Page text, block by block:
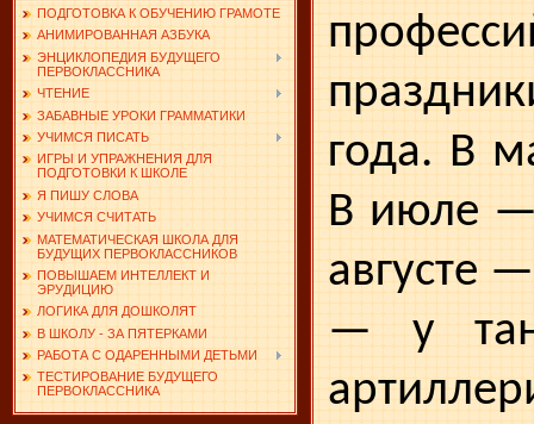
ПОДГОТОВКА К ОБУЧЕНИЮ ГРАМОТЕ
АНИМИРОВАННАЯ АЗБУКА
ЭНЦИКЛОПЕДИЯ БУДУЩЕГО
ПЕРВОКЛАССНИКА
ЧТЕНИЕ
ЗАБАВНЫЕ УРОКИ ГРАММАТИКИ
УЧИМСЯ ПИСАТЬ
ИГРЫ И УПРАЖНЕНИЯ ДЛЯ
ПОДГОТОВКИ К ШКОЛЕ
Я ПИШУ СЛОВА
УЧИМСЯ СЧИТАТЬ
МАТЕМАТИЧЕСКАЯ ШКОЛА ДЛЯ
БУДУЩИХ ПЕРВОКЛАССНИКОВ
ПОВЫШАЕМ ИНТЕЛЛЕКТ И
ЭРУДИЦИЮ
ЛОГИКА ДЛЯ ДОШКОЛЯТ
В ШКОЛУ - ЗА ПЯТЕРКАМИ
РАБОТА С ОДАРЕННЫМИ ДЕТЬМИ
ТЕСТИРОВАНИЕ БУДУЩЕГО
ПЕРВОКЛАССНИКА
года. В
В июле —
авгу­сте
— у